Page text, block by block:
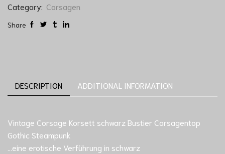
Category: Corsagen
Share
DESCRIPTION ADDITIONAL INFORMATION
Vintage Corsage Korsett schwarz Bustier Corsagentop
Gothic Steampunk
…eine erotische Verführung in schwarz